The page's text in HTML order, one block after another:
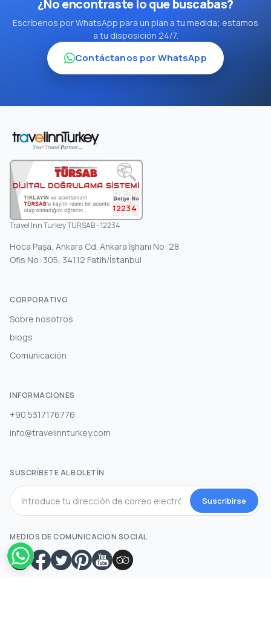
¿No encontraste lo que buscabas?
Escríbenos por WhatsApp para un plan a tu medida; estamos
a tu disposición 24/7.
Contáctanos por WhatsApp
12234
Travel Inn Turkey TURSAB - 12234
Hoca Paşa, Ankara Cd. Ankara İşhanı No: 28
Ofis No: 305, 34112 Fatih/İstanbul
CORPORATIVO
Sobre nosotros
blogs
Comunicación
INFORMACIONES
+90 5317176776
info@travelinnturkey.com
SUSCRÍBETE AL BOLETÍN
Suscribirse
MEDIOS DE COMUNICACIÓN SOCIAL